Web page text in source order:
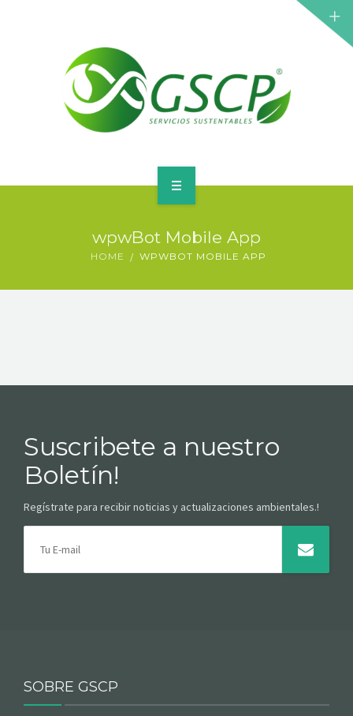
SOBRE GSCPwpwBot Mobile App
HOME WPWBOT MOBILE APP
Suscribete a nuestro
Boletín!
Regístrate para recibir noticias y actualizaciones ambientales.!
SOBRE GSCP